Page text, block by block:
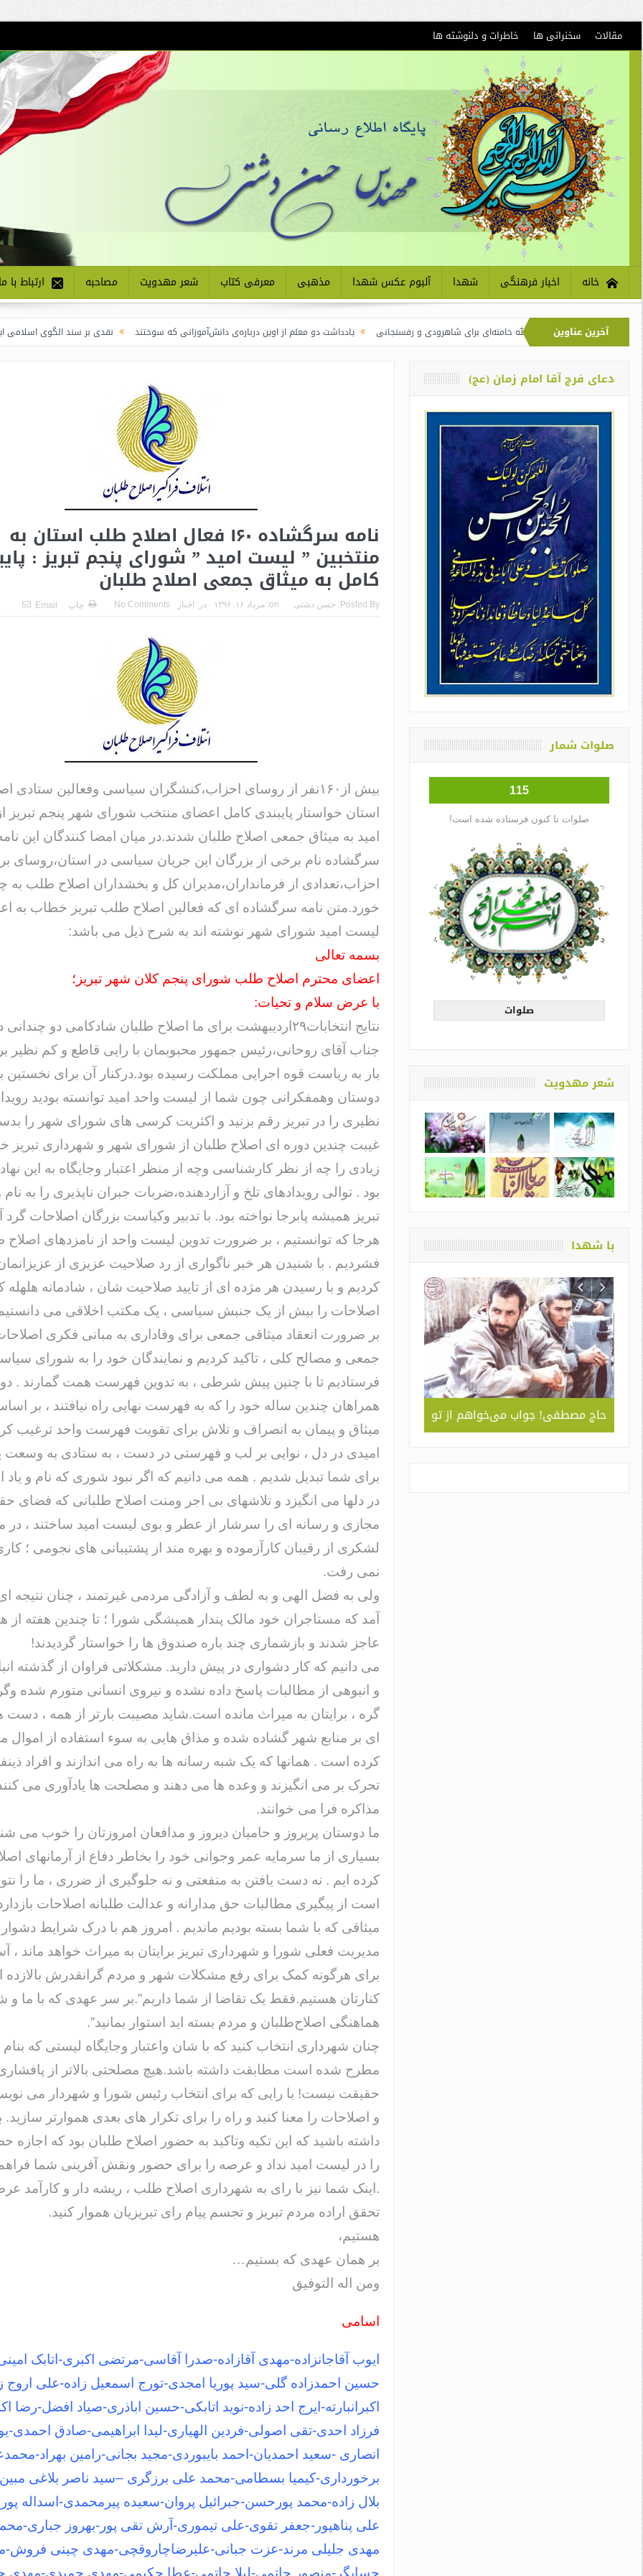
مقالات سخنرانی ها خاطرات و دلنوشته ها
خانه اخبار فرهنگی شهدا آلبوم عکس شهدا مذهبی معرفی کتاب شعر مهدویت مصاحبه ارتباط با ما
آخرین عناوین
تفاوت نماز آیت‌الله خامنه‌ای برای شاهرودی و رفسنجانی یادداشت دو معلم از اوین درباره‌ی دانش‌آموزانی که سوختند نقدی بر سند الگوی اسلامی ایرانی پیشرفت /
نامه سرگشاده ۱۶۰ فعال اصلاح طلب استان به
منتخبین ” لیست امید ” شورای پنجم تبریز :
کامل به میثاق جمعی اصلاح طلبان
Posted By: حسن دشتی on: مرداد ۱۶, ۱۳۹۶ در: اخبار No Comments چاپ Email
بیش از۱۶۰نفر از روسای احزاب،کنشگران سیاسی وفعالین ستادی
استان خواستار پایبندی کامل اعضای منتخب شورای شهر پنجم تبریز
امید به میثاق جمعی اصلاح طلبان شدند.در میان امضا کنندگان این
سرگشاده نام برخی از بزرگان این جریان سیاسی در استان،روسای
احزاب،تعدادی از فرمانداران،مدیران کل و بخشداران اصلاح طلب
خورد.متن نامه سرگشاده ای که فعالین اصلاح طلب تبریز خطاب به
لیست امید شورای شهر نوشته اند به شرح ذیل می باشد:
بسمه تعالی
اعضای محترم اصلاح طلب شورای پنجم کلان شهر تبریز؛
با عرض سلام و تحیات:
نتایج انتخابات۲۹اردیبهشت برای ما اصلاح طلبان شادکامی دو
جناب آقای روحانی،رئیس جمهور محبوبمان با رایی قاطع و کم نظیر
بار به ریاست قوه اجرایی مملکت رسیده بود.درکنار آن برای نخستین
دوستان وهمفکرانی چون شما از لیست واحد امید توانسته بودید
نظیری را در تبریز رقم بزنید و اکثریت کرسی های شورای شهر را
غیبت چندین دوره ای اصلاح طلبان از شورای شهر و شهرداری تبریز
زیادی را چه از نظر کارشناسی وچه از منظر اعتبار وجایگاه به این
بود . توالی رویدادهای تلخ و آزاردهنده،ضربات جبران ناپذیری را به نام
تبریز همیشه پابرجا نواخته بود. با تدبیر وکیاست بزرگان اصلاحات گرد
هرجا که توانستیم ، بر ضرورت تدوین لیست واحد از نامزدهای
فشردیم . با شنیدن هر خبر ناگواری از رد صلاحیت عزیزی از
کردیم و با رسیدن هر مژده ای از تایید صلاحیت شان ، شادمانه هلهله
اصلاحات را بیش از یک جنبش سیاسی ، یک مکتب اخلاقی می دانستیم .
بر ضرورت انعقاد میثاقی جمعی برای وفاداری به مبانی فکری
جمعی و مصالح کلی ، تاکید کردیم و نمایندگان خود را به شورای
فرستادیم تا با چنین پیش شرطی ، به تدوین فهرست همت گمارند .
همراهان چندین ساله خود را که به فهرست نهایی راه نیافتند ، بر
میثاق و پیمان به انصراف و تلاش برای تقویت فهرست واحد ترغیب
امیدی در دل ، نوایی بر لب و فهرستی در دست ، به ستادی به وسعت
برای شما تبدیل شدیم . همه می دانیم که اگر نبود شوری که نام و یاد
در دلها می انگیزد و تلاشهای بی اجر ومنت اصلاح طلبانی که فضای
مجازی و رسانه ای را سرشار از عطر و بوی لیست امید ساختند ، در
لشکری از رقیبان کارآزموده و بهره مند از پشتیبانی های نجومی ؛
نمی رفت.
ولی به فضل الهی و به لطف و آزادگی مردمی غیرتمند ، چنان نتیجه
آمد که مستاجران خود مالک پندار همیشگی شورا ؛ تا چندین هفته از
عاجز شدند و بازشماری چند باره صندوق ها را خواستار گردیدند!
می دانیم که کار دشواری در پیش دارید. مشکلاتی فراوان از گذشته
و انبوهی از مطالبات پاسخ داده نشده و نیروی انسانی متورم شده
گره ، برایتان به میراث مانده است.شاید مصیبت بارتر از همه ، دست
ای بر منابع شهر گشاده شده و مذاق هایی به سوء استفاده از اموال
کرده است . همانها که یک شبه رسانه ها به راه می اندازند و افراد
تحرک بر می انگیزند و وعده ها می دهند و مصلحت ها یادآوری می
مذاکره فرا می خوانند.
ما دوستان پریروز و حامیان دیروز و مدافعان امروزتان را خوب می
بسیاری از ما سرمایه عمر وجوانی خود را بخاطر دفاع از آرمانهای
کرده ایم . نه دست یافتن به منفعتی و نه جلوگیری از ضرری ، ما را
است از پیگیری مطالبات حق مدارانه و عدالت طلبانه اصلاحات
میثاقی که با شما بسته بودیم ماندیم . امروز هم با درک شرایط
مدیریت فعلی شورا و شهرداری تبریز برایتان به میراث خواهد ماند ،
برای هرگونه کمک برای رفع مشکلات شهر و مردم گرانقدرش بالازده
کنارتان هستیم.فقط یک تقاضا از شما داریم”.بر سر عهدی که با ما و
هماهنگی اصلاح‌طلبان و مردم بسته اید استوار بمانید”.
چنان شهرداری انتخاب کنید که با شان واعتبار وجایگاه لیستی که
مطرح شده است مطابقت داشته باشد.هیچ مصلحتی بالاتر از پافشاری
حقیقت نیست! با رایی که برای انتخاب رئیس شورا و شهردار می
و اصلاحات را معنا کنید و راه را برای تکرار های بعدی هموارتر سازید.
داشته باشید که این تکیه وتاکید به حضور اصلاح طلبان بود که اجازه
را در لیست امید نداد و عرصه را برای حضور ونقش آفرینی شما
.اینک شما نیز با رای به شهرداری اصلاح طلب ، ریشه دار و کارآمد
تحقق اراده مردم تبریز و تجسم پیام رای تبریزیان هموار کنید.
هستیم،
بر همان عهدی که بستیم…
ومن اله التوفیق
اسامی
ایوب آقاجانزاده-مهدی آقازاده-صدرا آقاسی-مرتضی اکبری-اتابک
حسین احمدزاده گلی-سید پوریا امجدی-تورج اسمعیل زاده-علی اروج
اکبرانبارته-ایرج احد زاده-نوید اتابکی-حسین اباذری-صیاد افضل-رضا
فرزاد احدی-تقی اصولی-فردین الهیاری-لیدا ابراهیمی-صادق
انصاری -سعید احمدیان-احمد بایبوردی-مجید بجانی-رامین بهراد-
برخورداری-کیمیا بسطامی-محمد علی برزگری –سید ناصر بلاغی
بلال زاده-محمد پورحسن-جبرائیل پروان-سعیده پیرمحمدی-اسداله
علی پناهپور-جعفر تقوی-علی تیموری-آرش تقی پور-بهروز جباری-
مهدی جلیلی مرند-عزت جبانی-علیرضاچاروقچی-مهدی چینی فروش-
حسابگر-منصور حاتمی-لیلا حاتمی-عطا حکیمی-مهدی حمیدی-مهدی
دعای فرج آقا امام زمان (عج)
صلوات شمار
115
صلوات تا کنون فرستاده شده است!
صلوات
شعر مهدویت
با شهدا
خداحافظ رزمنده / دلنوشته ای از
حسن دشتی
جلوه ای از همدلی و صمیمیت به
سبک و سیاق دوران دفاع مقدس /
حسن دشتی
حاج مصطفی! جواب می‌خواهم از تو